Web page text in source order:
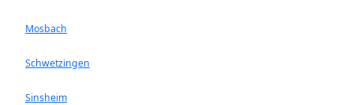
Mosbach
Schwetzingen
Sinsheim